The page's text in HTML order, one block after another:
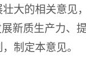
大的相关意见
新质生产力、
制定本意见。